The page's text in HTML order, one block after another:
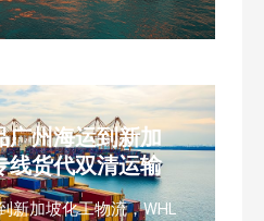
广州海运到新加
线货代双清运输
新加坡化工物流，WHL